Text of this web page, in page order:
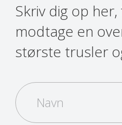
Skriv dig op
modtage en
største trusler